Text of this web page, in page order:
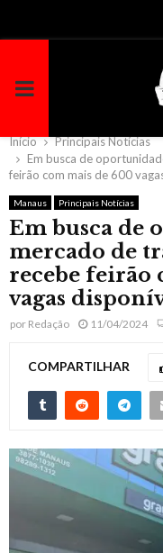
PRIMARY
MENU
Início
Principais Notícias
Em busca de
feirão com mais de 600
Manaus Principais Notícias
Em busca de
mercado de
recebe feirão
vagas
por Redação 11/04/2024
COMPARTILHAR